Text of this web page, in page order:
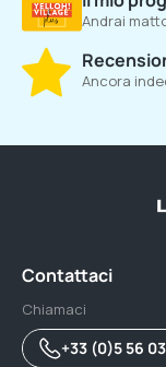
Andrai
Ancora
Contattaci
Chiamaci
+33 (0)5 56